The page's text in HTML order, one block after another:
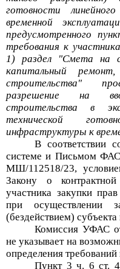
готовности
временной
предусмотренного
требования к
1) раздел "Смета на
капитальный
строительства"
разрешение на
строительства в
технической
инфраструктуры к
В соответствии
системе и Письмом
МШ/112518/23,
Закону о
участника закупки
при осуществлении
(бездействием) субъекта
Комиссия УФАС
не указывает на
определения
Пункт 3 ч. 6 ст.